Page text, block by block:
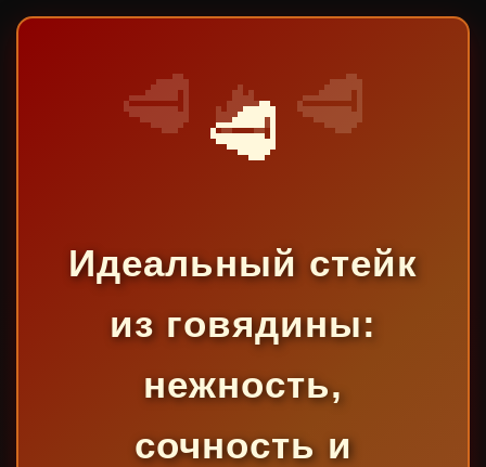
🥩
Идеальный стейк
из говядины:
нежность,
сочность и